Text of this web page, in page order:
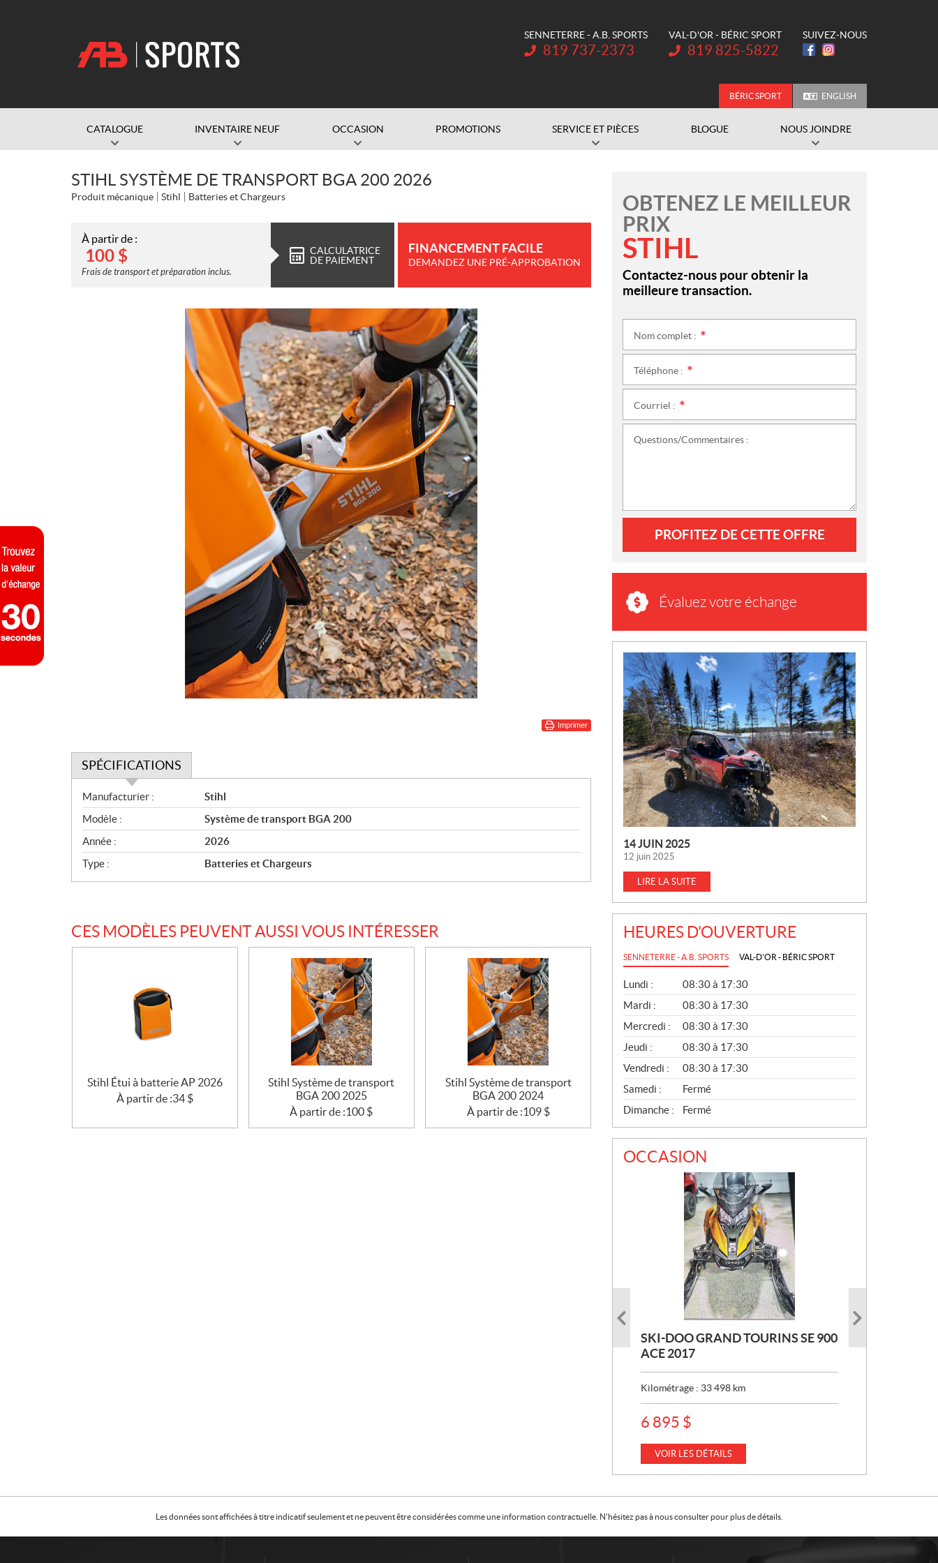
SENNETERRE - A.B. SPORTS
Téléphone :
819 737-2373
VAL-D'OR - BÉRIC SPORT
Téléphone :
819 825-5822
SUIVEZ-NOUS
BÉRIC SPORT ENGLISH
CATALOGUE INVENTAIRE NEUF OCCASION PROMOTIONS SERVICE ET PIÈCES BLOGUE NOUS JOINDRE
STIHL SYSTÈME DE TRANSPORT BGA 200 2026
Produit mécanique Stihl Batteries et Chargeurs
À partir de :
100 $
Frais de transport et préparation inclus.
CALCULATRICE
DE PAIEMENT
FINANCEMENT FACILE
DEMANDEZ UNE PRÉ-APPROBATION
Imprimer
SPÉCIFICATIONS
S
p
é
c
i
f
i
t
i
Manufacturier :
Stihl
Modèle :
Système de transport BGA 200
Année :
2026
Type :
Batteries et Chargeurs
CES MODÈLES PEUVENT AUSSI VOUS INTÉRESSER
Stihl Étui à batterie AP 2026
À partir de :34 $
Stihl Système de transport
BGA 200 2025
À partir de :100 $
Stihl Système de transport
BGA 200 2024
À partir de :109 $
OBTENEZ LE MEILLEUR
PRIX
STIHL
Contactez-nous pour obtenir la
meilleure transaction.
Nom complet :
Téléphone :
Courriel :
Questions/Commentaires :
PROFITEZ DE CETTE OFFRE
Évaluez votre échange
N
O
U
V
E
L
L
E
S
14 JUIN 2025
12 juin 2025
LIRE LA SUITE
HEURES D'OUVERTURE
SENNETERRE - A.B. SPORTS VAL-D'OR - BÉRIC SPORT
G
É
N
É
R
A
L
Lundi :
08:30 à 17:30
Mardi :
08:30 à 17:30
Mercredi :
08:30 à 17:30
Jeudi :
08:30 à 17:30
Vendredi :
08:30 à 17:30
Samedi :
Fermé
Dimanche :
Fermé
OCCASION
SKI-DOO GRAND TOURINS SE 900
ACE 2017
Kilométrage : 33 498 km
P
R
I
:
6 895 $
VOIR LES DÉTAILS
SKI-DOO COMMANDER MAX 800
DPS 2017
Kilométrage : 10 154 km
VOIR LES DÉTAILS
CAN-AM DEFENDER XT HD7 2026
P
R
I
X
:
22 049$
VOIR LES DÉTAILS
Les données sont affichées à titre indicatif seulement et ne peuvent être considérées comme une information contractuelle. N'hésitez pas à nous consulter pour plus de détails.